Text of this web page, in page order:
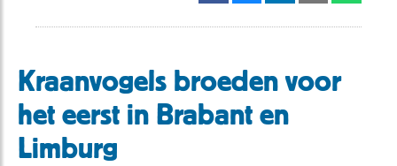
Kraanvogels broeden voor
het eerst in Brabant en
Limburg